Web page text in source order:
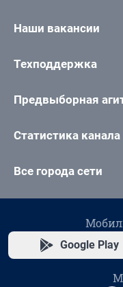
Наши вакансии
Техподдержка
Предвыборная
Статистика канала
Все города сети
Google Play